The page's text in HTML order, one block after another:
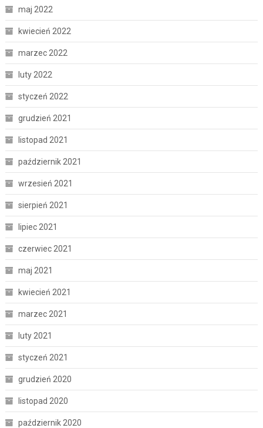
maj 2022
kwiecień 2022
marzec 2022
luty 2022
styczeń 2022
grudzień 2021
listopad 2021
październik 2021
wrzesień 2021
sierpień 2021
lipiec 2021
czerwiec 2021
maj 2021
kwiecień 2021
marzec 2021
luty 2021
styczeń 2021
grudzień 2020
listopad 2020
październik 2020